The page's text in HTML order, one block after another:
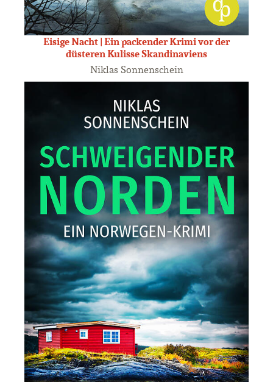
Eisige Nacht | Ein packender Krimi vor der
düsteren Kulisse Skandinaviens
Niklas Sonnenschein